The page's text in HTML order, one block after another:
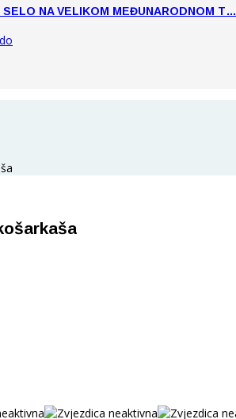
NA VELIKOM MEĐUNARODNOM T…